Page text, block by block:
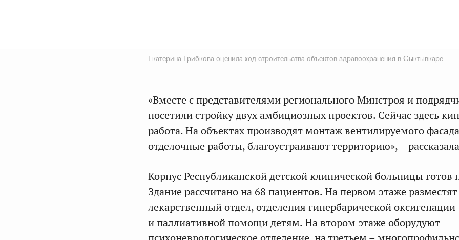
Екатерина Грибкова оценила ход строительства объектов здравоохранения в Сыктывкаре
«Вместе с представителями регионального Минстроя и
посетили стройку двух амбициозных проектов. Сейчас здесь
работа. На объектах производят монтаж вентилируемого
отделочные работы, благоустраивают территорию», –
Корпус Республиканской детской клинической больницы готов
Здание рассчитано на 68 пациентов. На первом этаже разместят
лекарственный отдел, отделения гипербарической оксигенации
и паллиативной помощи детям. На втором этаже оборудуют